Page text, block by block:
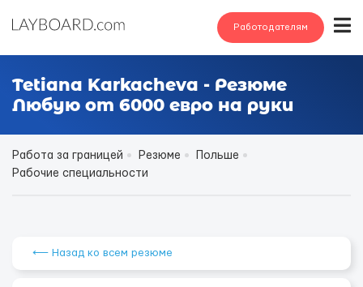
Работодателям
Tetiana Karkacheva - Резюме
Любую от 6000 евро на руки
Работа за границей Резюме
Польше
Рабочие специальности
⟵ Назад ко всем резюме